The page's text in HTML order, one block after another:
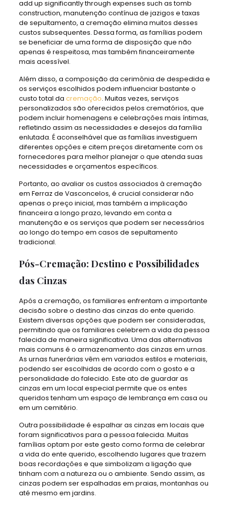
add up significantly through expenses such as tomb
construction, manutenção contínua de jazigos e taxas
de sepultamento, a cremação elimina muitos desses
custos subsequentes. Dessa forma, as famílias podem
se beneficiar de uma forma de disposição que não
apenas é respeitosa, mas também financeiramente
mais acessível.
Além disso, a composição da cerimônia de despedida e
os serviços escolhidos podem influenciar bastante o
custo total da cremação. Muitas vezes, serviços
personalizados são oferecidos pelos crematórios, que
podem incluir homenagens e celebrações mais íntimas,
refletindo assim as necessidades e desejos da família
enlutada. É aconselhável que as famílias investiguem
diferentes opções e citem preços diretamente com os
fornecedores para melhor planejar o que atenda suas
necessidades e orçamentos específicos.
Portanto, ao avaliar os custos associados à cremação
em Ferraz de Vasconcelos, é crucial considerar não
apenas o preço inicial, mas também a implicação
financeira a longo prazo, levando em conta a
manutenção e os serviços que podem ser necessários
ao longo do tempo em casos de sepultamento
tradicional.
Pós-Cremação: Destino e Possibilidades
das Cinzas
Após a cremação, os familiares enfrentam a importante
decisão sobre o destino das cinzas do ente querido.
Existem diversas opções que podem ser consideradas,
permitindo que os familiares celebrem a vida da pessoa
falecida de maneira significativa. Uma das alternativas
mais comuns é o armazenamento das cinzas em urnas.
As urnas funerárias vêm em variados estilos e materiais,
podendo ser escolhidas de acordo com o gosto e a
personalidade do falecido. Este ato de guardar as
cinzas em um local especial permite que os entes
queridos tenham um espaço de lembrança em casa ou
em um cemitério.
Outra possibilidade é espalhar as cinzas em locais que
foram significativos para a pessoa falecida. Muitas
famílias optam por este gesto como forma de celebrar
a vida do ente querido, escolhendo lugares que trazem
boas recordações e que simbolizam a ligação que
tinham com a natureza ou o ambiente. Sendo assim, as
cinzas podem ser espalhadas em praias, montanhas ou
até mesmo em jardins.